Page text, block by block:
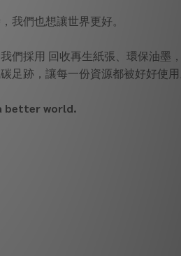
我們也想讓世界更好。
們採用 回收再生紙張、環保油墨
足跡，讓每一份資源都被好好使用
better world.